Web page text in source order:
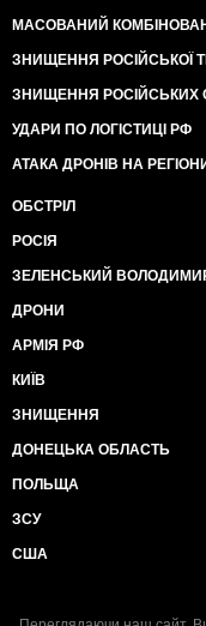
Фейсбукhttps://
Дмитра Чекалкіна
МАСОВАНИЙ
ЗНИЩЕННЯ РОСІЙСЬКОЇ
ЗНИЩЕННЯ РОСІЙСЬКИХ
УДАРИ ПО ЛОГІСТИЦІ РФ
АТАКА ДРОНІВ НА
ОБСТРІЛ
РОСІЯ
ЗЕЛЕНСЬКИЙ
ДРОНИ
АРМІЯ РФ
КИЇВ
ЗНИЩЕННЯ
ДОНЕЦЬКА ОБЛАСТЬ
ПОЛЬЩА
ЗСУ
США